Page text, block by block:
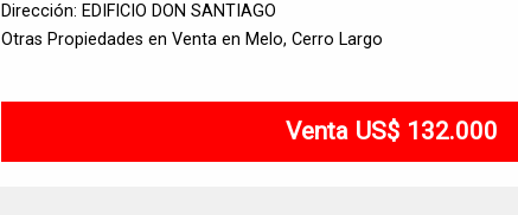
Dirección: EDIFICIO DON SANTIAGO
Otras Propiedades en Venta en Melo, Cerro Largo
Venta US$ 132.000